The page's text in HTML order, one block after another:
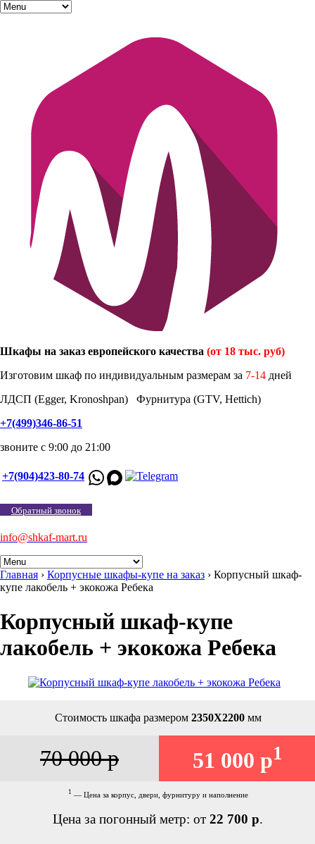
Шкафы на заказ европейского качества (от 18 тыс. руб)
Изготовим шкаф по индивидуальным размерам за 7-14 дней
ЛДСП (Egger, Kronoshpan) Фурнитура (GTV, Hettich)
+7(499)346-86-51
звоните с 9:00 до 21:00
+7(904)423-80-74
Обратный звонок
info@shkaf-mart.ru
Главная › Корпусные шкафы-купе на заказ › Корпусный шкаф-
купе лакобель + экокожа Ребека
Корпусный шкаф-купе
лакобель + экокожа Ребека
Стоимость шкафа размером 2350Х2200мм
70 000 р 51 000 р1
1 — Цена за корпус, двери, фурнитуру и наполнение
Цена за погонный метр: от 22 700 р.